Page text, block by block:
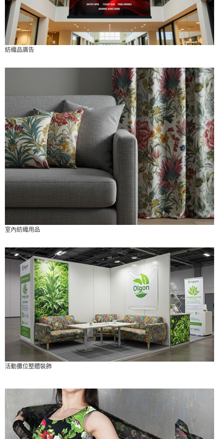
紡織品廣告
室內紡織用品
活動攤位整體裝飾